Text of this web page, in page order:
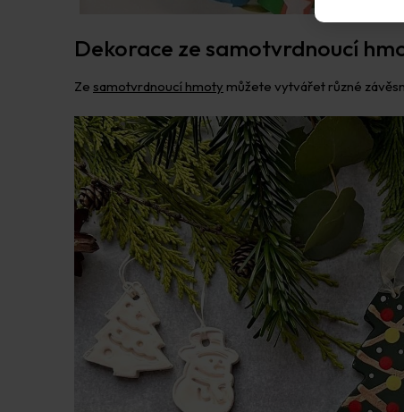
Dekorace ze samotvrdnoucí
Ze samotvrdnoucí hmoty můžete vytvářet různé